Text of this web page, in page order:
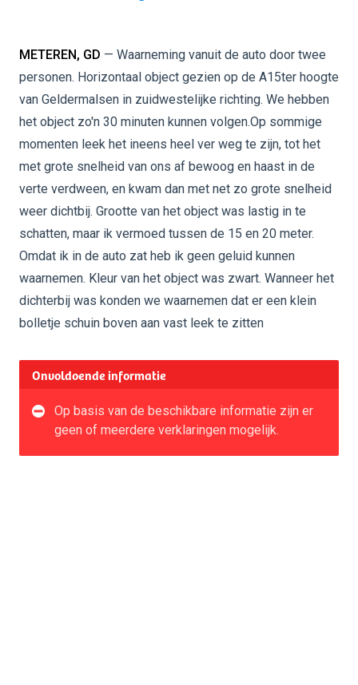
METEREN, GD — Waarneming vanuit de auto door twee
personen. Horizontaal object gezien op de A15ter hoogte
van Geldermalsen in zuidwestelijke richting. We hebben
het object zo'n 30 minuten kunnen volgen.Op sommige
momenten leek het ineens heel ver weg te zijn, tot het
met grote snelheid van ons af bewoog en haast in de
verte verdween, en kwam dan met net zo grote snelheid
weer dichtbij. Grootte van het object was lastig in te
schatten, maar ik vermoed tussen de 15 en 20 meter.
Omdat ik in de auto zat heb ik geen geluid kunnen
waarnemen. Kleur van het object was zwart. Wanneer het
dichterbij was konden we waarnemen dat er een klein
bolletje schuin boven aan vast leek te zitten
Onvoldoende informatie
Op basis van de beschikbare informatie zijn er
geen of meerdere verklaringen mogelijk.